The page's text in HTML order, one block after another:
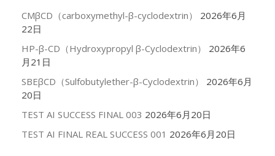
CMβCD（carboxymethyl-β-cyclodextrin）
2026年6月
22日
HP-β-CD（Hydroxypropyl β-Cyclodextrin）
2026年6
月21日
SBEβCD（Sulfobutylether-β-Cyclodextrin）
2026年6月
20日
TEST AI SUCCESS FINAL 003 2026年6月20日
TEST AI FINAL REAL SUCCESS 001 2026年6月20日